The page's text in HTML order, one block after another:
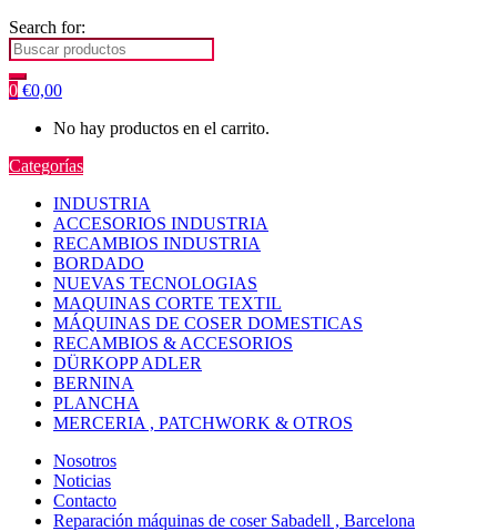
Search for:
0 €0,00
No hay productos en el carrito.
Categorías
INDUSTRIA
ACCESORIOS INDUSTRIA
RECAMBIOS INDUSTRIA
BORDADO
NUEVAS TECNOLOGIAS
MAQUINAS CORTE TEXTIL
MÁQUINAS DE COSER DOMESTICAS
RECAMBIOS & ACCESORIOS
DÜRKOPP ADLER
BERNINA
PLANCHA
MERCERIA , PATCHWORK & OTROS
Nosotros
Noticias
Contacto
Reparación máquinas de coser Sabadell , Barcelona